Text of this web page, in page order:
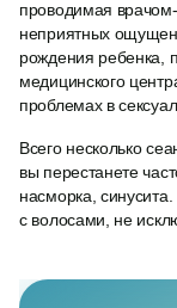
проводимая
неприятных
рождения ребенка,
медицинского
проблемах в
Всего несколько
вы перестанете
насморка,
с волосами, не